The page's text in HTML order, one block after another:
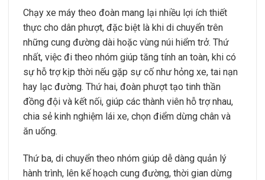
Chạy xe máy theo đoàn mang lại nhiều lợi ích thiết
thực cho dân phượt, đặc biệt là khi di chuyển trên
những cung đường dài hoặc vùng núi hiểm trở. Thứ
nhất, việc đi theo nhóm giúp tăng tính an toàn, khi có
sự hỗ trợ kịp thời nếu gặp sự cố như hỏng xe, tai nạn
hay lạc đường. Thứ hai, đoàn phượt tạo tinh thần
đồng đội và kết nối, giúp các thành viên hỗ trợ nhau,
chia sẻ kinh nghiệm lái xe, chọn điểm dừng chân và
ăn uống.
Thứ ba, di chuyển theo nhóm giúp dễ dàng quản lý
hành trình, lên kế hoạch cung đường, thời gian dừng